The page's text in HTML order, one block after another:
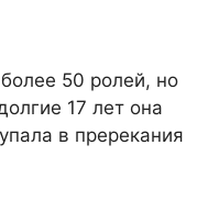
50 ролей, но
17 лет она
в пререкания